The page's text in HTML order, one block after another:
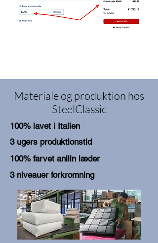
Materiale og produktion hos
SteelClassic
100% lavet i Italien
3 ugers produktionstid
100% farvet anilin læder
3 niveauer forkromning